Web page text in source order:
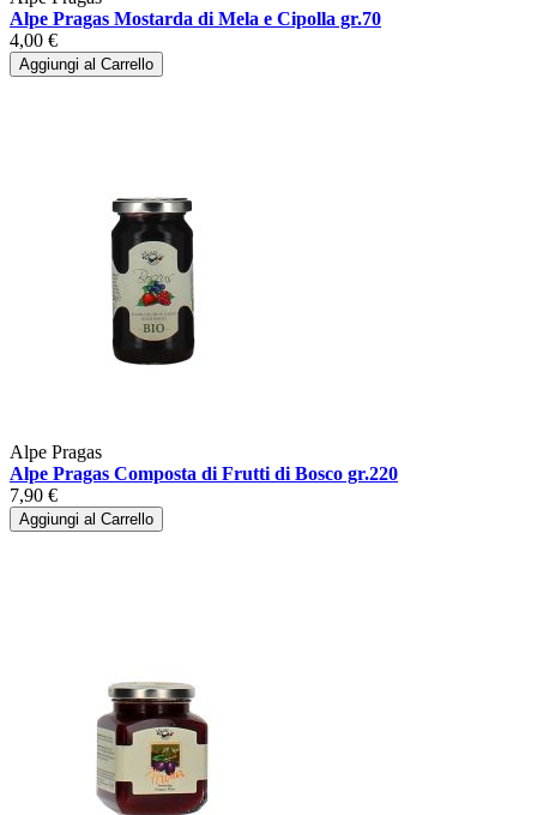
Alpe Pragas Mostarda di Mela e Cipolla gr.70
4,00 €
Aggiungi al Carrello
Alpe Pragas
Alpe Pragas Composta di Frutti di Bosco gr.220
7,90 €
Aggiungi al Carrello